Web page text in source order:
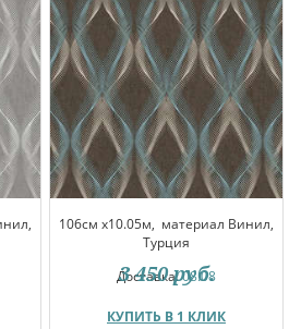
106см x10.05м, материал Винил,
Турция
Доставка:08.08
КУПИТЬ В 1 КЛИК
3 450 руб.